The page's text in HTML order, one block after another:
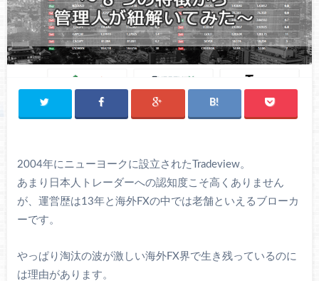
2004年にニューヨークに設立されたTradeview。
あまり日本人トレーダーへの認知度こそ高くありません
が、運営歴は13年と海外FXの中では老舗といえるブローカ
ーです。
やっぱり淘汰の波が激しい海外FX界で生き残っているのに
は理由があります。